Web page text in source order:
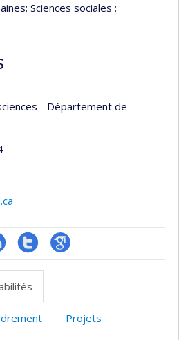
; Sciences sociales :
- Département de
CompteGoogle
Projets